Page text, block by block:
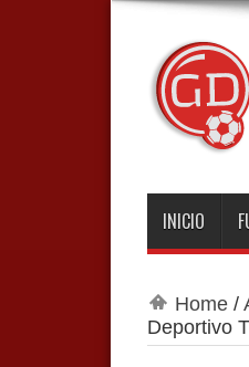
INICIO
Home/
Deportivo